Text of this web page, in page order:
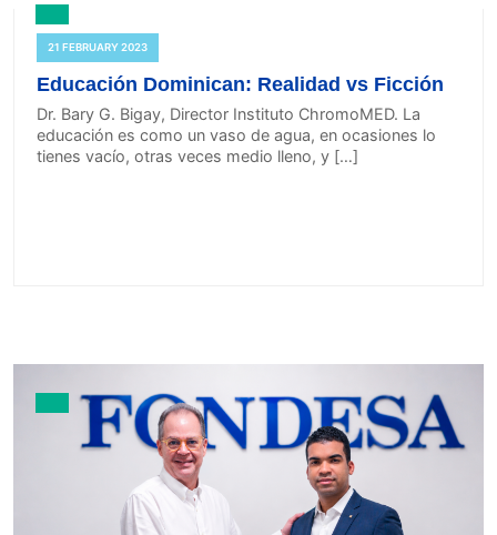
21 FEBRUARY 2023
Educación Dominican: Realidad vs Ficción
Dr. Bary G. Bigay, Director Instituto ChromoMED. La
educación es como un vaso de agua, en ocasiones lo
tienes vacío, otras veces medio lleno, y […]